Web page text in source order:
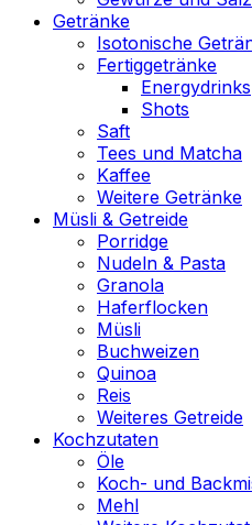
Getränke
Isotonische
Fertiggetränke
Energydrinks
Shots
Saft
Tees und Matcha
Kaffee
Weitere Getränke
Müsli & Getreide
Porridge
Nudeln & Pasta
Granola
Haferflocken
Müsli
Buchweizen
Quinoa
Reis
Weiteres Getreide
Kochzutaten
Öle
Koch- und
Mehl